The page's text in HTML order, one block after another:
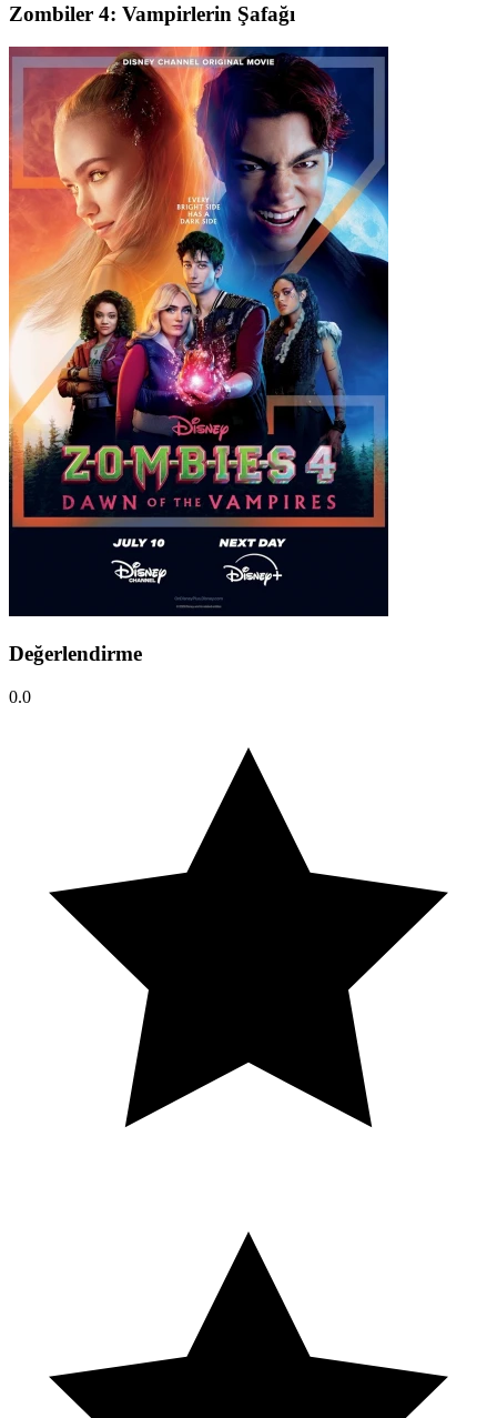
Zombiler 4: Vampirlerin Şafağı
Değerlendirme
0.0